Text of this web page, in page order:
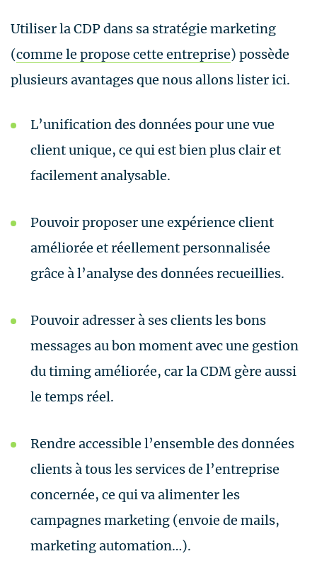
Utiliser la CDP dans sa stratégie marketing
(comme le propose cette entreprise) possède
plusieurs avantages que nous allons lister ici.
L’unification des données pour une vue
client unique, ce qui est bien plus clair et
facilement analysable.
Pouvoir proposer une expérience client
améliorée et réellement personnalisée
grâce à l’analyse des données recueillies.
Pouvoir adresser à ses clients les bons
messages au bon moment avec une gestion
du timing améliorée, car la CDM gère aussi
le temps réel.
Rendre accessible l’ensemble des données
clients à tous les services de l’entreprise
concernée, ce qui va alimenter les
campagnes marketing (envoie de mails,
marketing automation…).